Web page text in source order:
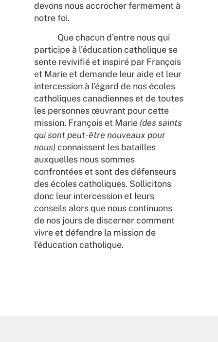
devons nous accrocher fermement à
notre foi.
Que chacun d’entre nous qui
participe à l’éducation catholique se
sente revivifié et inspiré par François
et Marie et demande leur aide et leur
intercession à l’égard de nos écoles
catholiques canadiennes et de toutes
les personnes œuvrant pour cette
mission. François et Marie (des saints
qui sont peut-être nouveaux pour
nous)connaissent les batailles
auxquelles nous sommes
confrontées et sont des défenseurs
des écoles catholiques. Sollicitons
donc leur intercession et leurs
conseils alors que nous continuons
de nos jours de discerner comment
vivre et défendre la mission de
l’éducation catholique.